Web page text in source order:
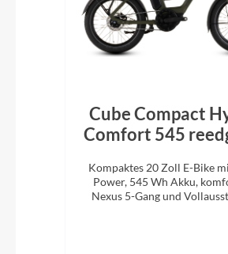
Cube Compact
Comfort 545
Kompaktes 20 Zoll E-Bike
Power, 545 Wh Akku,
Nexus 5-Gang